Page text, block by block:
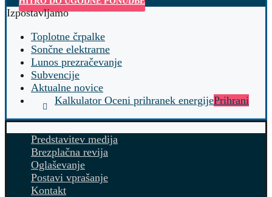
Izpostavljamo
Toplotne črpalke
Sončne elektrarne
Lunos prezračevanje
Subvencije
Aktualne novice
Kalkulator Oceni prihranek energijePrihrani
Predstavitev medija
Brezplačna revija
Oglaševanje
Postavi vprašanje
Kontakt